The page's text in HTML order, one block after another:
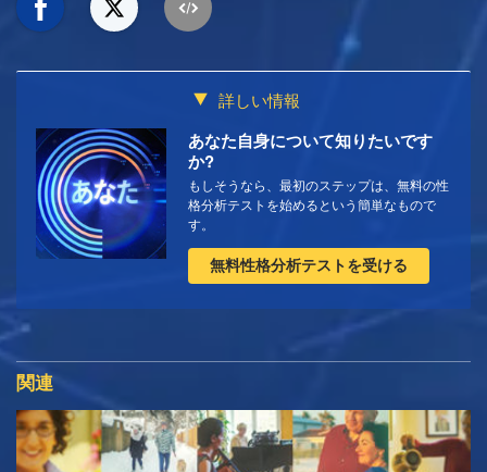
詳しい情報
あなた自身について知りたいです
か?
もしそうなら、最初のステップは、無料の性
格分析テストを始めるという簡単なもので
す。
無料性格分析テストを受ける
関連